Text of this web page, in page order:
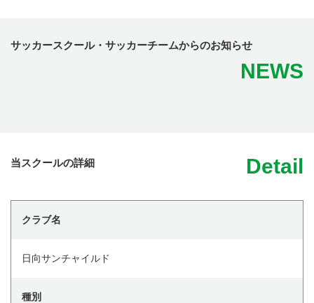
サッカースクール・サッカーチームからのお知らせ
NEWS
当スクールの詳細 Detail
クラブ名
日向サンチャイルド
種別